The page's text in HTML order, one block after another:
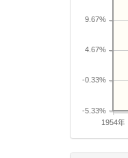
1954年
-5.33%
-0.33%
4.67%
9.67%